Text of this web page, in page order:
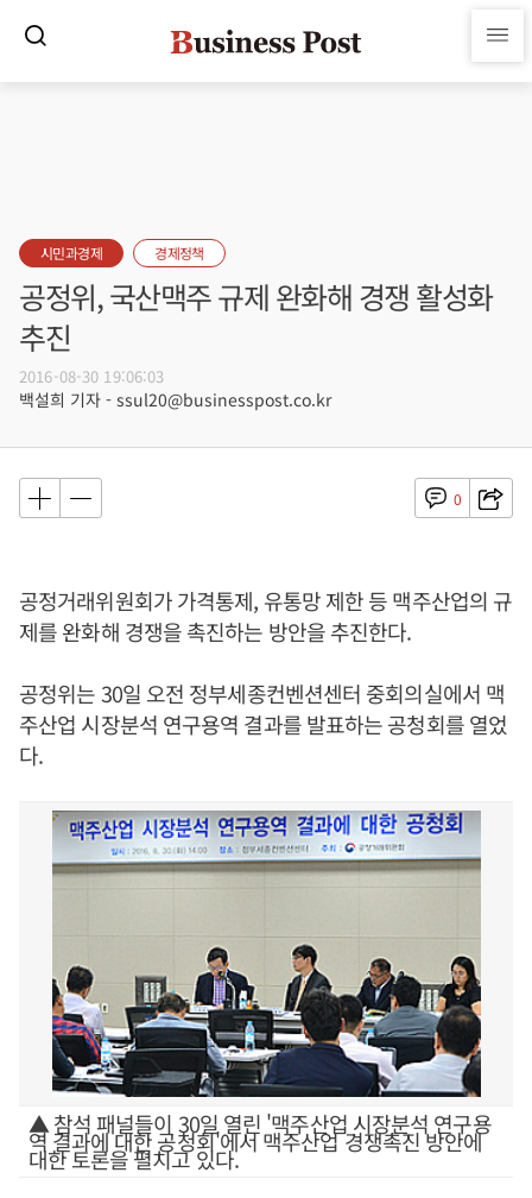
시민과경제 경제정책
공정위, 국산맥주 규제 완화해 경쟁 활성화
추진
2016-08-30 19:06:03
백설희 기자 - ssul20@businesspost.co.kr
0
공정거래위원회가 가격통제, 유통망 제한 등 맥주산업의 규
제를 완화해 경쟁을 촉진하는 방안을 추진한다.
공정위는 30일 오전 정부세종컨벤션센터 중회의실에서 맥
주산업 시장분석 연구용역 결과를 발표하는 공청회를 열었
다.
▲ 참석 패널들이 30일 열린 '맥주산업 시장분석 연구용
역 결과에 대한 공청회'에서 맥주산업 경쟁촉진 방안에
대한 토론을 펼치고 있다.